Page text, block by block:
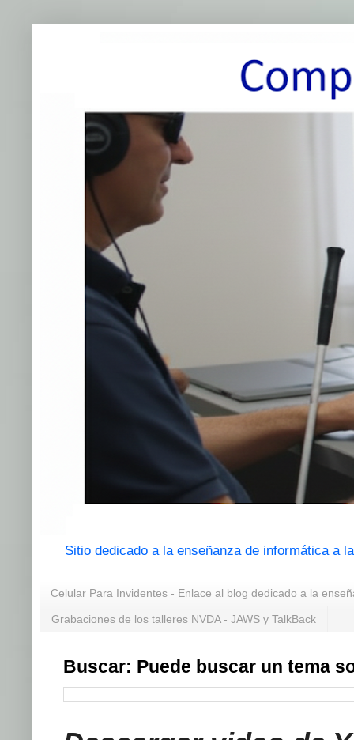
Sitio dedicado a la enseñanza de informática a
Celular Para Invidentes - Enlace al blog dedicado a la
Grabaciones de los talleres NVDA - JAWS y TalkBack
Buscar: Puede buscar un tema